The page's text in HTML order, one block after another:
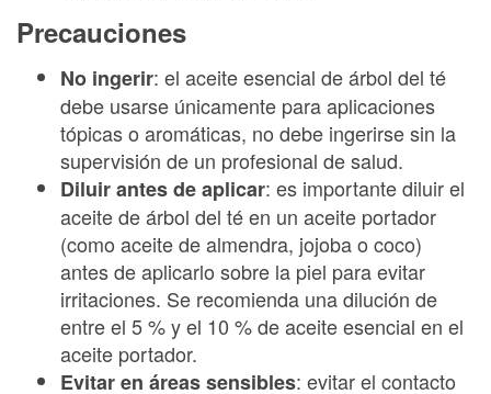
Precauciones
No ingerir: el aceite esencial de árbol del té
debe usarse únicamente para aplicaciones
tópicas o aromáticas, no debe ingerirse sin la
supervisión de un profesional de salud.
Diluir antes de aplicar: es importante diluir el
aceite de árbol del té en un aceite portador
(como aceite de almendra, jojoba o coco)
antes de aplicarlo sobre la piel para evitar
irritaciones. Se recomienda una dilución de
entre el 5 % y el 10 % de aceite esencial en el
aceite portador.
Evitar en áreas sensibles: evitar el contacto